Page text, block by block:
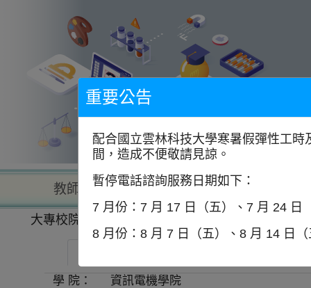
教師查詢 學校查詢
大專校院一覽表
學 院：
資訊電機學院
重要公告
配合國立雲林科技大學寒暑假彈性工
間，造成不便敬請見諒。
暫停電話諮詢服務日期如下：
7 月份：7 月 17 日（五）、7 月 24 日
8 月份：8 月 7 日（五）、8 月 14 日（